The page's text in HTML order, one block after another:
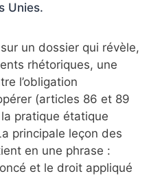
Unies.
un dossier qui révèle,
rhétoriques, une
l’obligation
(articles 86 et 89
pratique étatique
principale leçon des
en une phrase :
et le droit appliqué